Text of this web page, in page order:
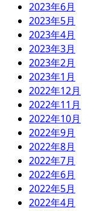
2023年6月
2023年5月
2023年4月
2023年3月
2023年2月
2023年1月
2022年12月
2022年11月
2022年10月
2022年9月
2022年8月
2022年7月
2022年6月
2022年5月
2022年4月